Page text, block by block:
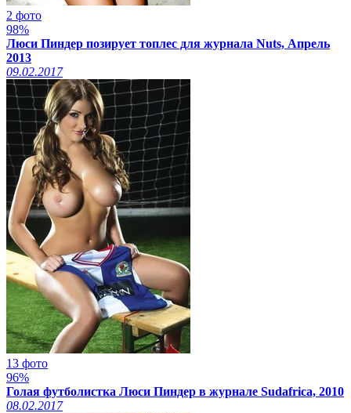
2 фото
98%
Люси Пиндер позирует топлес для журнала Nuts, Апрель
2013
09.02.2017
13 фото
96%
Голая футболистка Люси Пиндер в журнале Sudafrica, 2010
08.02.2017